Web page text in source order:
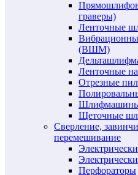
граверы)
Ленточные
(ВШМ)
Ленточные
Отрезные
Шлифмашины
Щеточные
Сверление,
перемешивание
Перфораторы